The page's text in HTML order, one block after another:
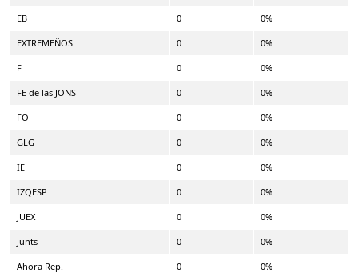
EB 0 0%
EXTREMEÑOS 0 0%
F 0 0%
FE de las JONS 0 0%
FO 0 0%
GLG 0 0%
IE 0 0%
IZQESP 0 0%
JUEX 0 0%
Junts 0 0%
Ahora Rep. 0 0%